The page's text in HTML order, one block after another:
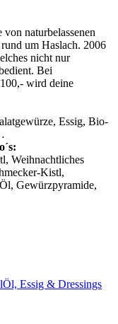
naturbelassenen
um Haslach. 2006
nicht nur
Bei
wird deine
Essig, Bio-
Weihnachtliches
Kistl,
Gewürzpyramide,
Öl, Essig & Dressings